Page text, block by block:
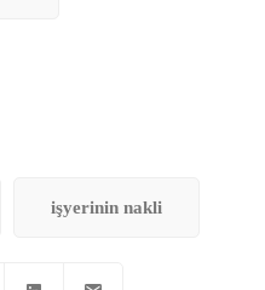
işyerinin nakli